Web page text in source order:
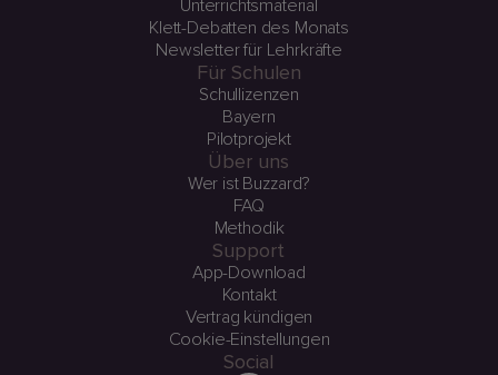
Unterrichtsmaterial
Klett-Debatten des Monats
Newsletter für Lehrkräfte
Für Schulen
Schullizenzen
Bayern
Pilotprojekt
Über uns
Wer ist Buzzard?
FAQ
Methodik
Support
App-Download
Kontakt
Vertrag kündigen
Cookie-Einstellungen
Social